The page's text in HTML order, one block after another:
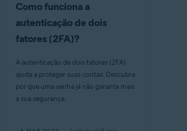
Como funciona a
autenticação de dois
fatores (2FA)?
A autenticação de dois fatores (2FA)
ajuda a proteger suas contas. Descubra
por que uma senha já não garante mais
a sua segurança.